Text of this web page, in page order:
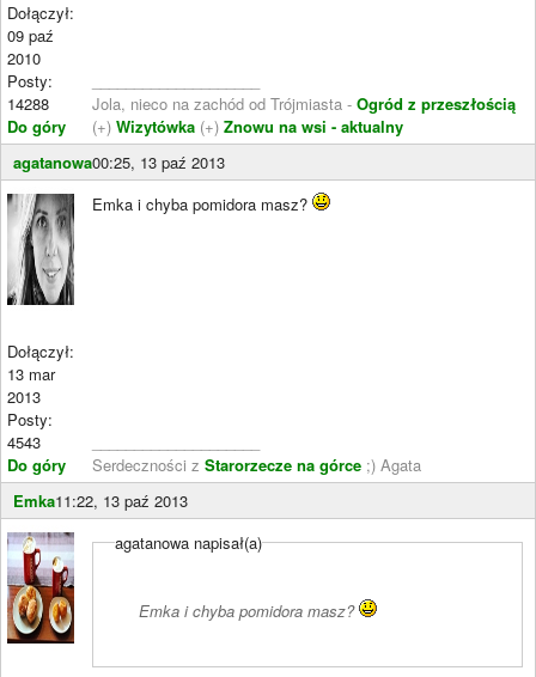
Dołączył:
09 paź
2010
Posty:
14288
Do góry
Jola, nieco na zachód od Trójmiasta - Ogród z przeszłością
(+) Wizytówka (+) Znowu na wsi - aktualny
agatanowa00:25, 13 paź 2013
Dołączył:
13 mar
2013
Posty:
4543
Do góry
Emka i chyba pomidora masz?
Serdeczności z Starorzecze na górce ;) Agata
Emka11:22, 13 paź 2013
agatanowa napisał(a)
Emka i chyba pomidora masz?